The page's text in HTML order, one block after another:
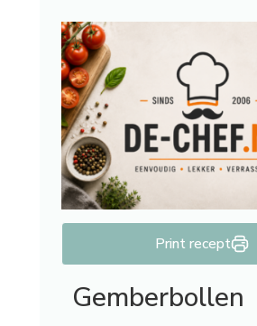
Print recept
Gemberbollen